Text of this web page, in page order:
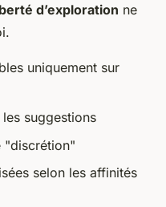
d’exploration ne
uniquement sur
suggestions
selon les affinités